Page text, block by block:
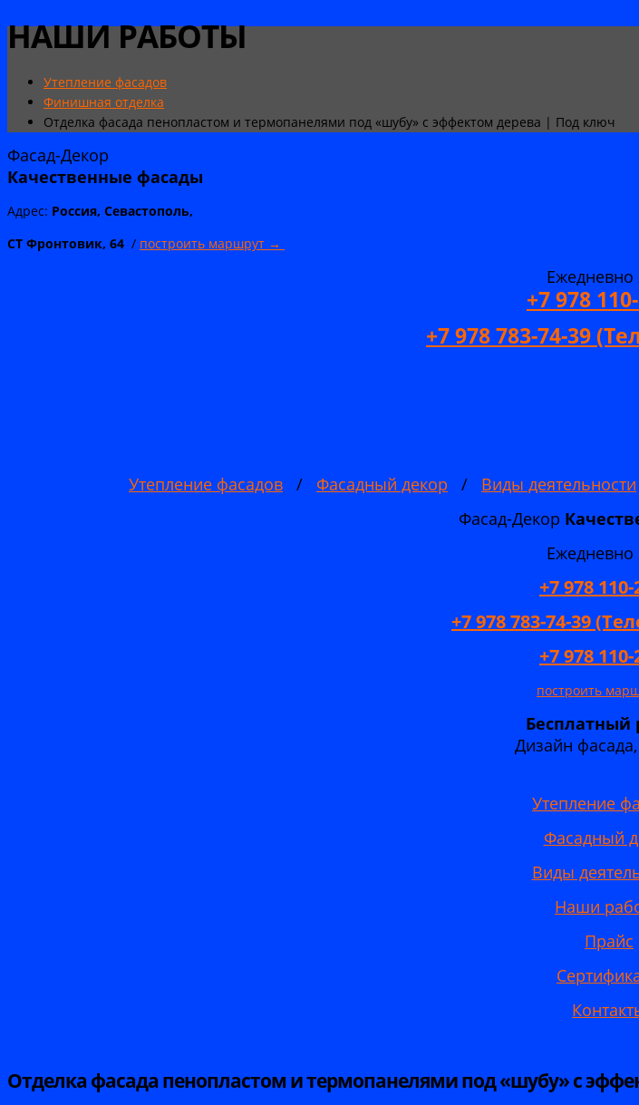
НАШИ РАБОТЫ
Утепление фасадов
Финишная отделка
Отделка фасада пенопластом и термопанелями под «шубу» с эффектом дерева | Под ключ
Фасад-Декор
Качественные фасады
Адрес: Россия, Севастополь,
СТ Фронтовик, 64 / построить маршрут →
Ежедневно
+7 978
+7 978 783-74-39
Утепление фасадов / Фасадный декор / Виды деятельности
Фасад-Декор
Ежедневно
+7 978 110-
+7 978 783-74-39
+7 978 110-
построить
Бесплатный
Дизайн
Утепление
Фасадный
Виды
Наши
Прайс
Отделка фасада пенопластом и термопанелями под «шубу» с